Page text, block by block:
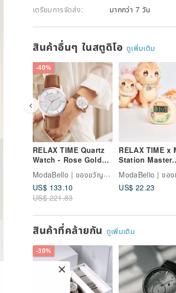
เตรียมการจัดส่ง:
มากกว่า 7 วัน
สินค้าอื่นๆ ในสตูดิโอ ดูเพิ่มเติม
-40%
RELAX TIME Quartz
Watch - Rose Gold
(RT-118-3L) 36mm
ModaBello | ของขวัญแห่งกาลเวลา
US$ 133.10
US$ 221.83
RELAX TIME x
Station Master
Collaboration l
Paradise
Light
US$ 22.23
สินค้าที่คล้ายกัน ดูเพิ่มเติม
-30%